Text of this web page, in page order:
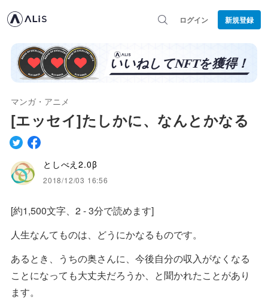
ログイン 新規登録
マンガ・アニメ
[エッセイ]たしかに、なんとかなる
としべえ2.0β
2018/12/03 16:56
[約1,500文字、2 - 3分で読めます]
人生なんてものは、どうにかなるものです。
あるとき、うちの奥さんに、今後自分の収入がなくなる
ことになっても大丈夫だろうか、と聞かれたことがあり
ます。